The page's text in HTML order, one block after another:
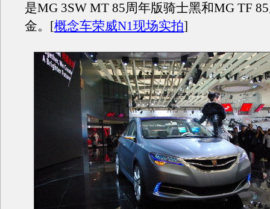
是MG 3SW MT 85周年版骑士黑和MG TF
金。[概念车荣威N1现场实拍]